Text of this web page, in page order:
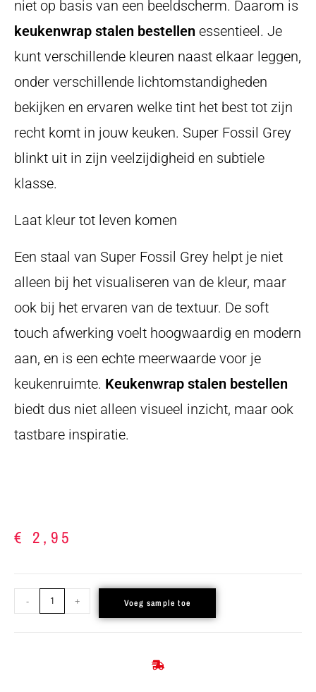
niet op basis van een beeldscherm. Daarom is
keukenwrap stalen bestellen essentieel. Je
kunt verschillende kleuren naast elkaar leggen,
onder verschillende lichtomstandigheden
bekijken en ervaren welke tint het best tot zijn
recht komt in jouw keuken. Super Fossil Grey
blinkt uit in zijn veelzijdigheid en subtiele
klasse.
Laat kleur tot leven komen
Een staal van Super Fossil Grey helpt je niet
alleen bij het visualiseren van de kleur, maar
ook bij het ervaren van de textuur. De soft
touch afwerking voelt hoogwaardig en modern
aan, en is een echte meerwaarde voor je
keukenruimte. Keukenwrap stalen bestellen
biedt dus niet alleen visueel inzicht, maar ook
tastbare inspiratie.
€ 2,95
- + Voeg sample toe